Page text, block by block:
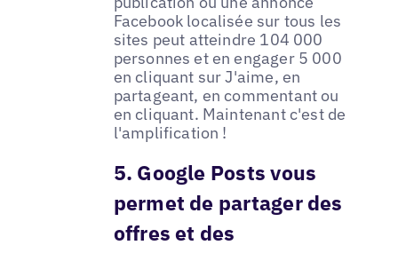
Facebook localisée sur tous les
sites peut atteindre 104 000
personnes et en engager 5 000
en cliquant sur J'aime, en
partageant, en commentant ou
en cliquant. Maintenant c'est de
l'amplification !
5. Google Posts vous
permet de partager des
offres et des